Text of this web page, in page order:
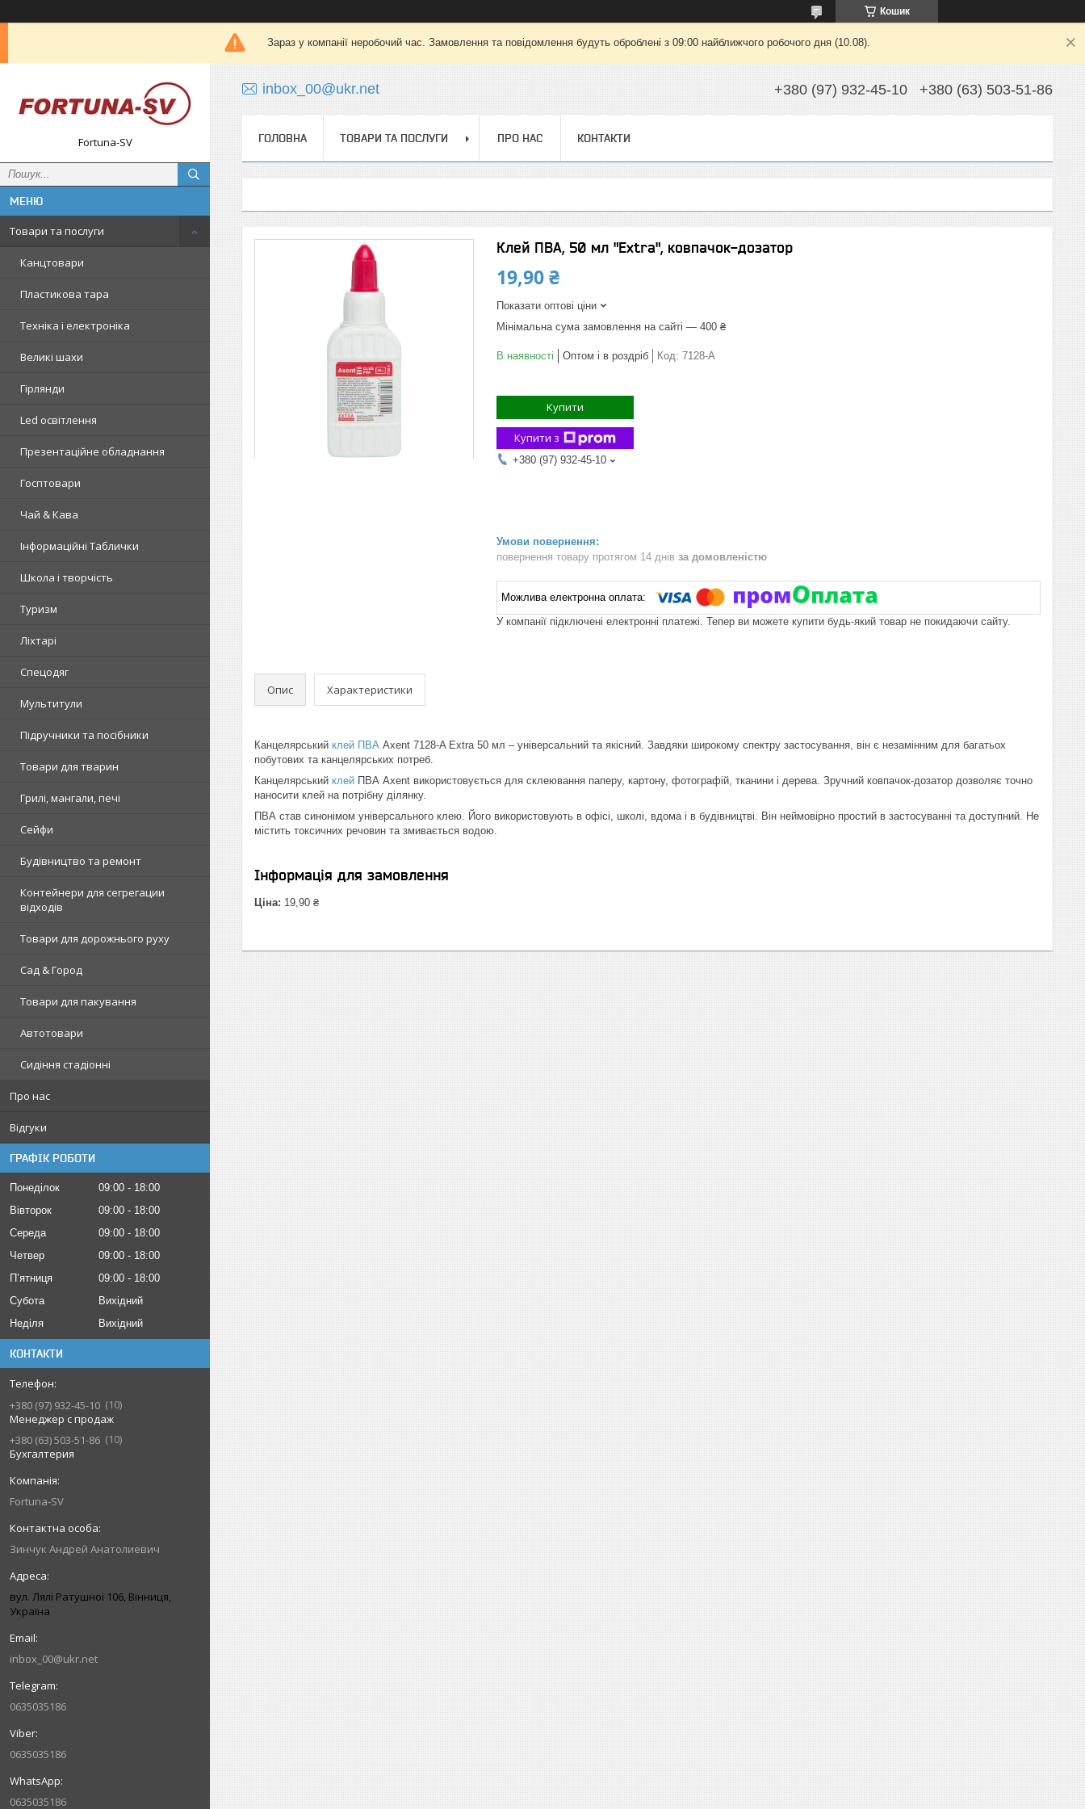
Кошик
Зараз у компанії неробочий час. Замовлення та повідомлення будуть оброблені з 09:00 найближчого робочого дня (10.08).
Fortuna-SV
Товари та послуги
Канцтовари
Пластикова тара
Техніка і електроніка
Великі шахи
Гірлянди
Led освітлення
Презентаційне обладнання
Госптовари
Чай & Кава
Інформаційні Таблички
Школа і творчість
Туризм
Ліхтарі
Спецодяг
Мультитули
Підручники та посібники
Товари для тварин
Грилі, мангали, печі
Сейфи
Будівництво та ремонт
Контейнери для сегрегации
відходів
Товари для дорожнього руху
Сад & Город
Товари для пакування
Автотовари
Сидіння стадіонні
Про нас
Відгуки
ГРАФІК РОБОТИ
Понеділок 09:00
18:00
Вівторок
09:00
18:00
Середа
09:00
18:00
Четвер
09:00
18:00
Пʼятниця
09:00
18:00
Субота
Вихідний
Неділя
Вихідний
КОНТАКТИ
+380 (97) 932-45-10
10
Менеджер с продаж
+380 (63) 503-51-86
10
Бухгалтерия
Fortuna-SV
Зинчук Андрей Анатолиевич
вул. Лялі Ратушної 106, Вінниця,
Україна
inbox_00@ukr.net
0635035186
0635035186
0635035186
inbox_00@ukr.net +380 (97) 932-45-10 +380 (63) 503-51-86
ГОЛОВНА ТОВАРИ ТА ПОСЛУГИ ПРО НАС КОНТАКТИ
Клей ПВА, 50 мл "Extra", ковпачок-дозатор
19,90 ₴
Показати оптові ціни
Мінімальна сума замовлення на сайті — 400 ₴
В наявності Оптом і в роздріб Код: 7128-A
Купити
Купити з
+380 (97) 932-45-10
повернення товару протягом 14 днів за домовленістю
У компанії підключені електронні платежі. Тепер ви можете купити будь-який товар не покидаючи сайту.
Опис Характеристики
Канцелярський клей ПВА Axent 7128-A Extra 50 мл – універсальний та якісний. Завдяки широкому спектру застосування, він є незамінним для багатьох
побутових та канцелярських потреб.
Канцелярський клей ПВА Axent використовується для склеювання паперу, картону, фотографій, тканини і дерева. Зручний ковпачок-дозатор дозволяє точно
наносити клей на потрібну ділянку.
ПВА став синонімом універсального клею. Його використовують в офісі, школі, вдома і в будівництві. Він неймовірно простий в застосуванні та доступний. Не
містить токсичних речовин та змивається водою.
Інформація для замовлення
Ціна: 19,90 ₴